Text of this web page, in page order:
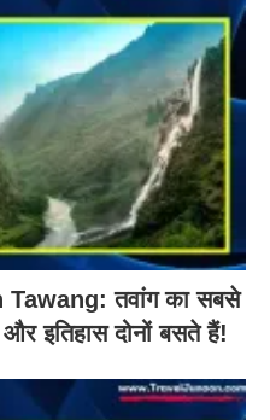
तवांग का सबसे
इतिहास दोनों बसते हैं!